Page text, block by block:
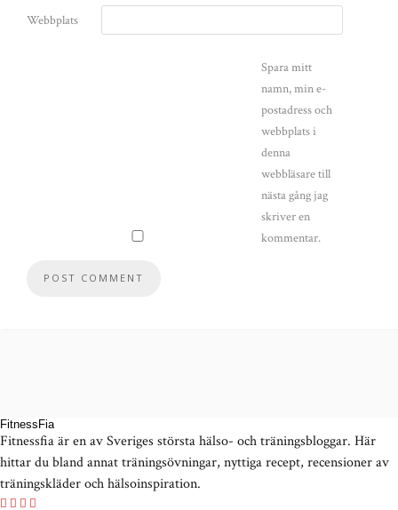
Webbplats
Spara mitt
namn, min e-
postadress och
webbplats i
denna
webbläsare till
nästa gång jag
skriver en
kommentar.
FitnessFia
Fitnessfia är en av Sveriges största hälso- och träningsbloggar. Här
hittar du bland annat träningsövningar, nyttiga recept, recensioner av
träningskläder och hälsoinspiration.